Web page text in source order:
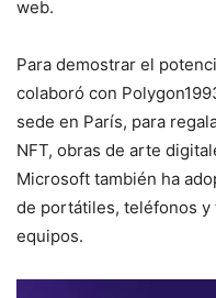
web.
Para demostrar el
colaboró con
sede en París, para
NFT, obras de arte
Microsoft también ha
de portátiles, teléfonos y
equipos.